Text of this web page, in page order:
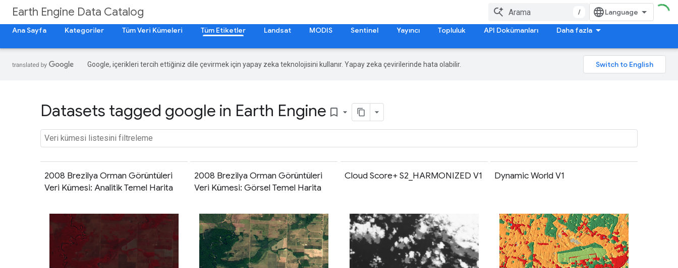
Earth Engine Data Catalog
/
Ana Sayfa
Kategoriler Tüm Veri Kümeleri Tüm Etiketler Landsat MODIS Sentinel Yayıncı Topluluk API Dokümanları Daha fazla
Google, içerikleri tercih ettiğiniz dile çevirmek için yapay zeka teknolojisini kullanır. Yapay zeka çevirilerinde hata olabilir.
Datasets tagged google in Earth Engine bookmark_border
2008 Brezilya Orman Görüntüleri
Veri Kümesi: Analitik Temel Harita
2008 Brezilya Orman Görüntüleri
Veri Kümesi: Görsel Temel Harita
Cloud Score+ S2_HARMONIZED V1 Dynamic World V1